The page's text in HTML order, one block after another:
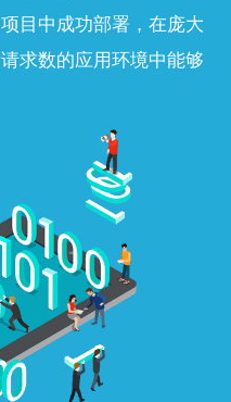
目中成功部署，在庞大
求数的应用环境中能够